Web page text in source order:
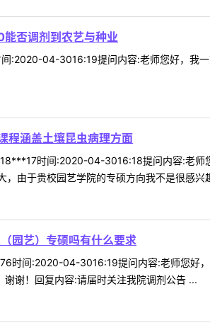
否调剂到农艺与种业
:2020-04-3016:19提问内容:老师您好，我
程涵盖土壤昆虫病理方面
时间:2020-04-3016:18提问内容:老
由于贵校园艺学院的专硕方向我不是很感兴
园艺）专硕吗有什么要求
时间:2020-04-3016:19提问内容:老师您好
谢！回复内容:请届时关注我院调剂公告 ...